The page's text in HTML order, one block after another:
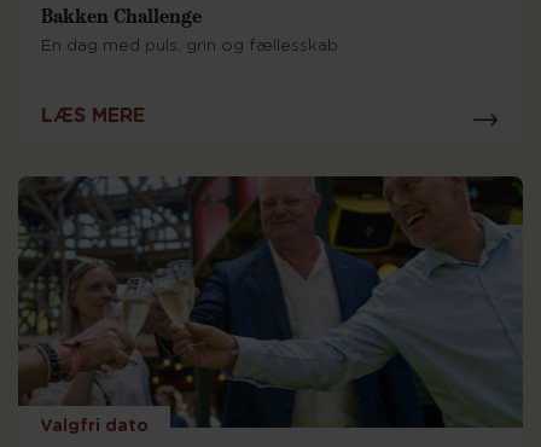
Bakken Challenge
En dag med puls, grin og fællesskab
LÆS MERE
Valgfri dato